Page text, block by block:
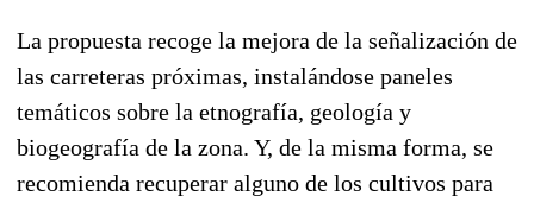
La propuesta recoge la mejora de la señalización de
las carreteras próximas, instalándose paneles
temáticos sobre la etnografía, geología y
biogeografía de la zona. Y, de la misma forma, se
recomienda recuperar alguno de los cultivos para